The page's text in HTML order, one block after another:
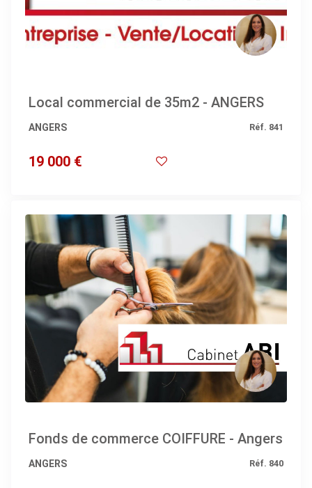
Local commercial de 35m2 - ANGERS
ANGERS Réf. 841
19 000 €
Fonds de commerce COIFFURE - Angers
ANGERS Réf. 840